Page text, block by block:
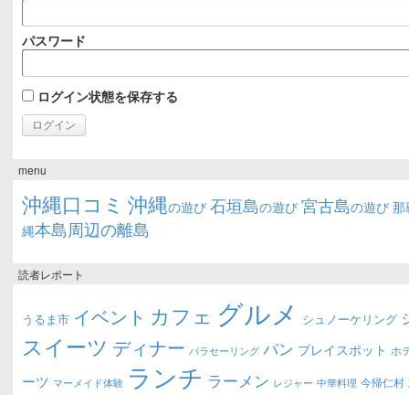
パスワード
ログイン状態を保存する
menu
沖縄口コミ 沖縄の遊び 石垣島の遊び 宮古島の遊び 那
縄本島周辺の離島
読者レポート
うるま市 イベント カフェ グルメ シュノーケリング
スイーツ ディナー パラセーリング パン プレイスポット ホ
ーツ マーメイド体験 ランチ ラーメン レジャー 中華料理 今帰仁村